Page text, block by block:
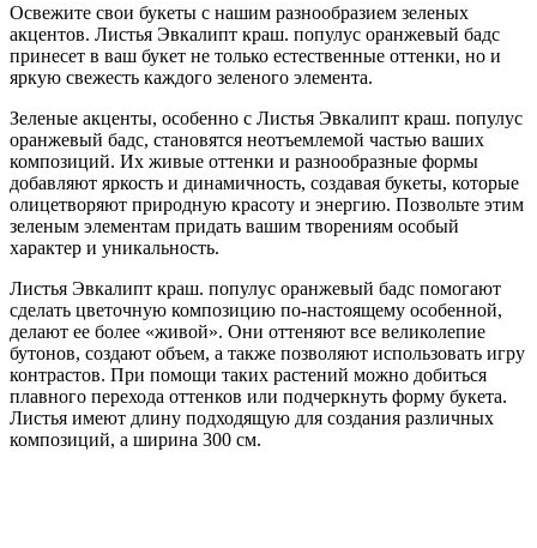
Освежите свои букеты с нашим разнообразием зеленых
акцентов. Листья Эвкалипт краш. популус оранжевый бадс
принесет в ваш букет не только естественные оттенки, но и
яркую свежесть каждого зеленого элемента.
Зеленые акценты, особенно с Листья Эвкалипт краш. популус
оранжевый бадс, становятся неотъемлемой частью ваших
композиций. Их живые оттенки и разнообразные формы
добавляют яркость и динамичность, создавая букеты, которые
олицетворяют природную красоту и энергию. Позвольте этим
зеленым элементам придать вашим творениям особый
характер и уникальность.
Листья Эвкалипт краш. популус оранжевый бадс помогают
сделать цветочную композицию по-настоящему особенной,
делают ее более «живой». Они оттеняют все великолепие
бутонов, создают объем, а также позволяют использовать игру
контрастов. При помощи таких растений можно добиться
плавного перехода оттенков или подчеркнуть форму букета.
Листья имеют длину подходящую для создания различных
композиций, а ширина 300 см.